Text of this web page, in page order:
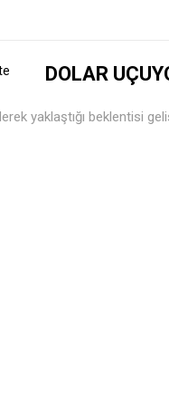
DOLAR
yaklaştığı beklentisi